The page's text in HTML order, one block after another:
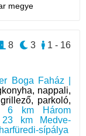
megye
Boga Faház |
nappali,
parkoló,
km Három
23 km Medve-
sípálya
1 - 16
3
8